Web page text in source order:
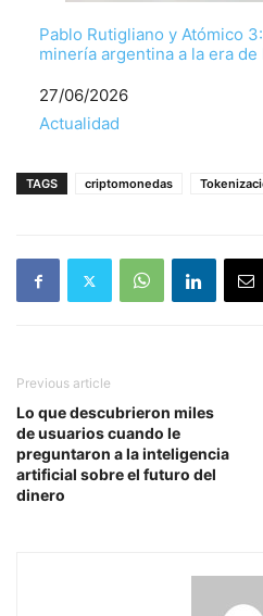
Pablo Rutigliano y Atómico
minería argentina a la era
Fecha
27/06/2026
Respecto a
Actualidad
TAGS criptomonedas
Previous article
Lo que descubrieron miles
de usuarios cuando le
preguntaron a la inteligencia
artificial sobre el futuro del
dinero